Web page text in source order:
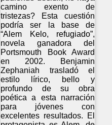
camino exento de
tristezas? Esta cuestión
podría ser la base de
“Alem Kelo, refugiado”,
novela ganadora del
Portsmouth Book Award
en 2002. Benjamin
Zephaniah trasladó el
estilo lírico, bello y
profundo de su obra
poética a esta narración
para jóvenes con
excelentes resultados. El